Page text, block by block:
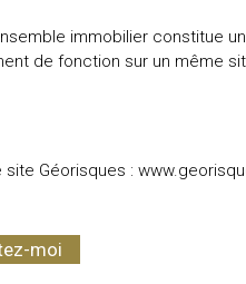
immobilier constitue
de fonction sur un même
Géorisques :
moi